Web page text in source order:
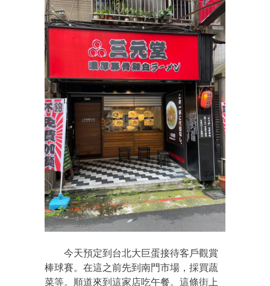
今天預定到台北大巨蛋接待客戶觀賞
棒球賽。在這之前先到南門市場，採買蔬
菜等。順道來到這家店吃午餐。這條街上